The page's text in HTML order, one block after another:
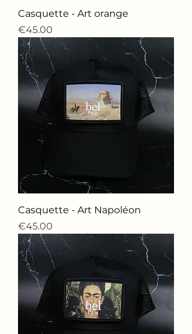
Casquette - Art orange
価格
€45.00
Casquette - Art Napoléon
価格
€45.00